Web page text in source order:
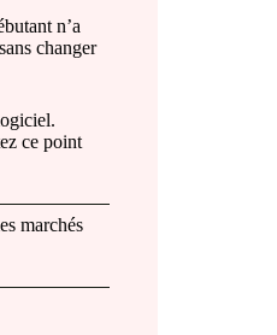
n’a
changer
ce point
marchés